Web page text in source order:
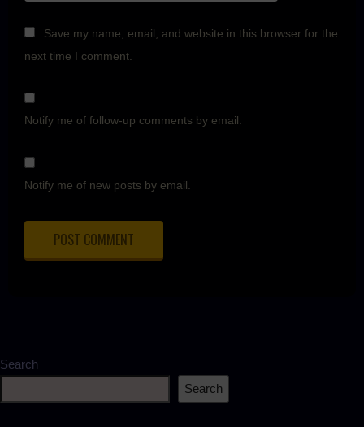
Save my name, email, and website in this browser for the
next time I comment.
Notify me of follow-up comments by email.
Notify me of new posts by email.
Search
Search